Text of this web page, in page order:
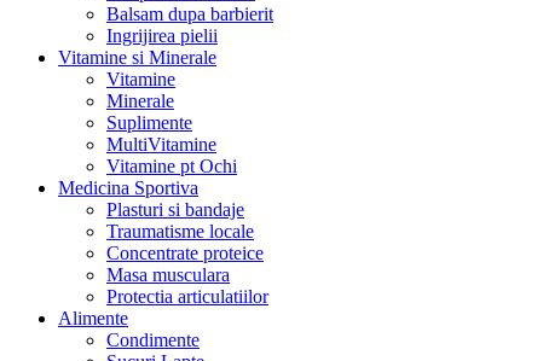
Balsam dupa barbierit
Ingrijirea pielii
Vitamine si Minerale
Vitamine
Minerale
Suplimente
MultiVitamine
Vitamine pt Ochi
Medicina Sportiva
Plasturi si bandaje
Traumatisme locale
Concentrate proteice
Masa musculara
Protectia articulatiilor
Alimente
Condimente